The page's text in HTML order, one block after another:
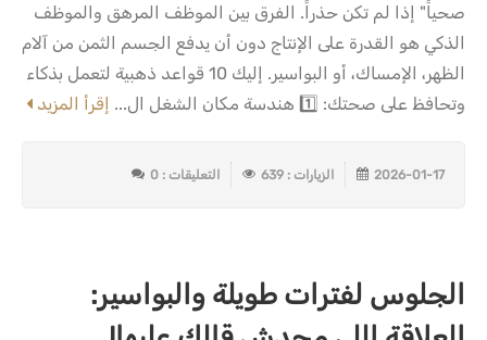
صحياً" إذا لم تكن حذراً. الفرق بين الموظف المرهق والموظف
الذكي هو القدرة على الإنتاج دون أن يدفع الجسم الثمن من آلام
الظهر، الإمساك، أو البواسير. إليك 10 قواعد ذهبية لتعمل بذكاء
وتحافظ على صحتك: 1️⃣ هندسة مكان الشغل ال...
إقرأ المزيد
2026-01-17 الزيارات : 639 التعليقات : 0
الجلوس لفترات طويلة والبواسير: